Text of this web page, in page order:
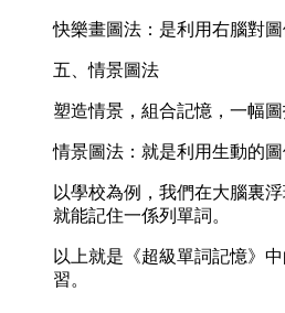
快樂畫圖法：是利用右腦對
五、情景圖法
塑造情景，組合記憶，一幅圖
情景圖法：就是利用生動的
以學校為例，我們在大腦裏
就能記住一係列單詞。
以上就是《超級單詞記憶》
習。